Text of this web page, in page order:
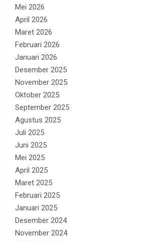
Mei 2026
April 2026
Maret 2026
Februari 2026
Januari 2026
Desember 2025
November 2025
Oktober 2025
September 2025
Agustus 2025
Juli 2025
Juni 2025
Mei 2025
April 2025
Maret 2025
Februari 2025
Januari 2025
Desember 2024
November 2024